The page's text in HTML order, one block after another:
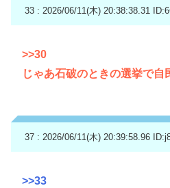
33 : 2026/06/11(木) 20:38:38.31
>>30
じゃあ石破のときの選挙で自
37 : 2026/06/11(木) 20:39:58.96
>>33